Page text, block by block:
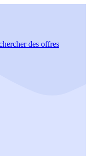
des offres